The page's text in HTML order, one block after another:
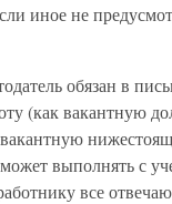
иное не
обязан в
(как вакантную
выполнять с
все